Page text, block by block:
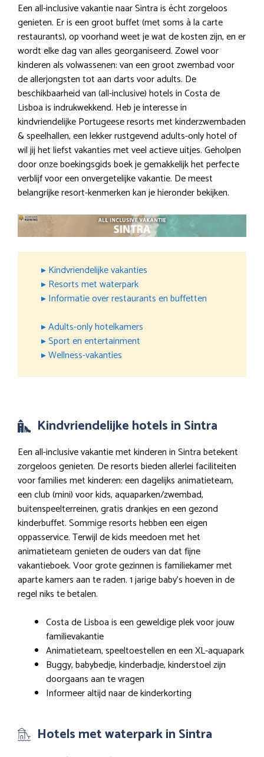
Een all-inclusive vakantie naar Sintra is écht zorgeloos
genieten. Er is een groot buffet (met soms à la carte
restaurants), op voorhand weet je wat de kosten zijn, en er
wordt elke dag van alles georganiseerd. Zowel voor
kinderen als volwassenen: van een groot zwembad voor
de allerjongsten tot aan darts voor adults. De
beschikbaarheid van (all-inclusive) hotels in Costa de
Lisboa is indrukwekkend. Heb je interesse in
kindvriendelijke Portugeese resorts met kinderzwembaden
& speelhallen, een lekker rustgevend adults-only hotel of
wil jij het liefst vakanties met veel actieve uitjes. Geholpen
door onze boekingsgids boek je gemakkelijk het perfecte
verblijf voor een onvergetelijke vakantie. De meest
belangrijke resort-kenmerken kan je hieronder bekijken.
▸ Kindvriendelijke vakanties
▸ Resorts met waterpark
▸ Informatie over restaurants en buffetten
▸ Adults-only hotelkamers
▸ Sport en entertainment
▸ Wellness-vakanties
Kindvriendelijke hotels in Sintra
Een all-inclusive vakantie met kinderen in Sintra betekent
zorgeloos genieten. De resorts bieden allerlei faciliteiten
voor families met kinderen: een dagelijks animatieteam,
een club (mini) voor kids, aquaparken/zwembad,
buitenspeelterreinen, gratis drankjes en een gezond
kinderbuffet. Sommige resorts hebben een eigen
oppasservice. Terwijl de kids meedoen met het
animatieteam genieten de ouders van dat fijne
vakantieboek. Voor grote gezinnen is familiekamer met
aparte kamers aan te raden. 1 jarige baby’s hoeven in de
regel niks te betalen.
Costa de Lisboa is een geweldige plek voor jouw
familievakantie
Animatieteam, speeltoestellen en een XL-aquapark
Buggy, babybedje, kinderbadje, kinderstoel zijn
doorgaans aan te vragen
Informeer altijd naar de kinderkorting
Hotels met waterpark in Sintra